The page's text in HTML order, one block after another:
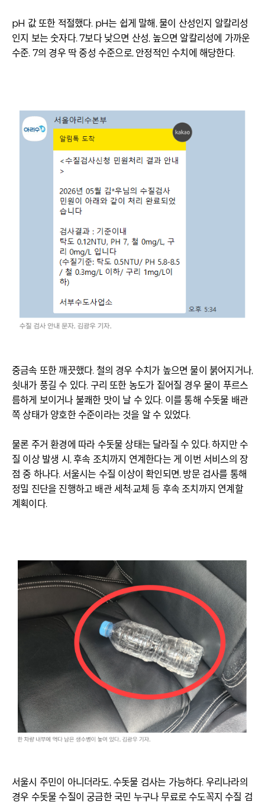
pH 값 또한 적절했다. pH는 쉽게 말해, 물이 산성인지 알칼리성
인지 보는 숫자다. 7보다 낮으면 산성, 높으면 알칼리성에 가까운
수준. 7의 경우 딱 중성 수준으로, 안정적인 수치에 해당한다.
중금속 또한 깨끗했다. 철의 경우 수치가 높으면 물이 붉어지거나,
쇳내가 풍길 수 있다. 구리 또한 농도가 짙어질 경우 물이 푸르스
름하게 보이거나 불쾌한 맛이 날 수 있다. 이를 통해 수돗물 배관
쪽 상태가 양호한 수준이라는 것을 알 수 있었다.
물론 주거 환경에 따라 수돗물 상태는 달라질 수 있다. 하지만 수
질 이상 발생 시, 후속 조치까지 연계한다는 게 이번 서비스의 장
점 중 하나다. 서울시는 수질 이상이 확인되면, 방문 검사를 통해
정밀 진단을 진행하고 배관 세척·교체 등 후속 조치까지 연계할
계획이다.
서울시 주민이 아니더라도, 수돗물 검사는 가능하다. 우리나라의
경우 수돗물 수질이 궁금한 국민 누구나 무료로 수도꼭지 수질 검